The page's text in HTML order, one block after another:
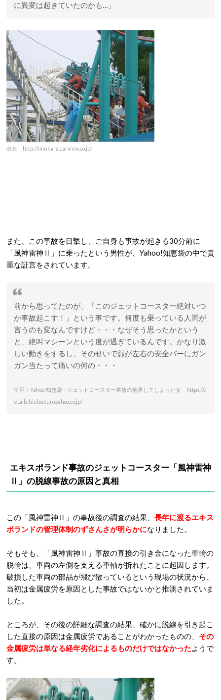
に異変は起きていたのかも…」
出典：http://minkara.carview.co.jp/
また、この事故を目撃し、ご自身も事故が起きる30分前に
「風神雷神Ⅱ」に乗ったという男性が、Yahoo!知恵袋の中で貴
重な証言をされています。
前から思ってたのが、「このジェットコースター絶対いつ
か事故起こす！」という事です。何度も乗っている人間が
言うのも変なんですけど・・・なぜそう思ったかという
と、絶叫マシーンという度が過ぎているんです。かなり激
しい動きをするし、そのせいで顔が左右の安全バーにガン
ガン当たって痛いの何の・・・
引用：Yahoo!知恵袋 – ジェットコースター事故の他界してしまった女 https://d
etail.chiebukuro.yahoo.co.jp/
エキスポランド事故のジェットコースター「風神雷神
Ⅱ」の脱線事故の原因と真相
この「風神雷神Ⅱ」の事故後の調査の結果、 長年に渡るエキス
ポランドの管理体制のずさんさが明らかになりました。
そもそも、「風神雷神Ⅱ」事故の直接の引き金になった車輪の
脱輪は、車両の左側を支える車軸が折れたことに起因します。
破損した車両の部品が飛び散っているという現場の状況から、
当初は金属疲労を原因とした事故ではないかと推測されていま
した。
ところが、その後の詳細な調査の結果、確かに脱線を引き起こ
した直接の原因は金属疲労であることがわかったものの、 その
金属疲労は単なる経年劣化によるものだけではなかったようで
す。